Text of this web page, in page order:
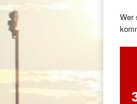
Wer